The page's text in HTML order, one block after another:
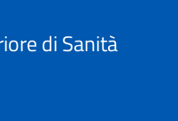
di Sanità